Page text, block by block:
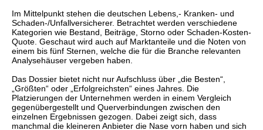
Im Mittelpunkt stehen die deutschen Lebens,- Kranken- und
Schaden-/Unfallversicherer. Betrachtet werden verschiedene
Kategorien wie Bestand, Beiträge, Storno oder Schaden-Kosten-
Quote. Geschaut wird auch auf Marktanteile und die Noten von
einem bis fünf Sternen, welche die für die Branche relevanten
Analysehäuser vergeben haben.
Das Dossier bietet nicht nur Aufschluss über „die Besten“,
„Größten“ oder „Erfolgreichsten“ eines Jahres. Die
Platzierungen der Unternehmen werden in einem Vergleich
gegenübergestellt und Querverbindungen zwischen den
einzelnen Ergebnissen gezogen. Dabei zeigt sich, dass
manchmal die kleineren Anbieter die Nase vorn haben und sich